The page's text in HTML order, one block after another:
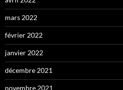
mars 2022
février 2022
janvier 2022
décembre 2021
novembre 2021